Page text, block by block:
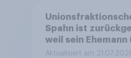
Spahn ist
weil sein Ehemann
Leihmutterschaft
Aktualisiert am